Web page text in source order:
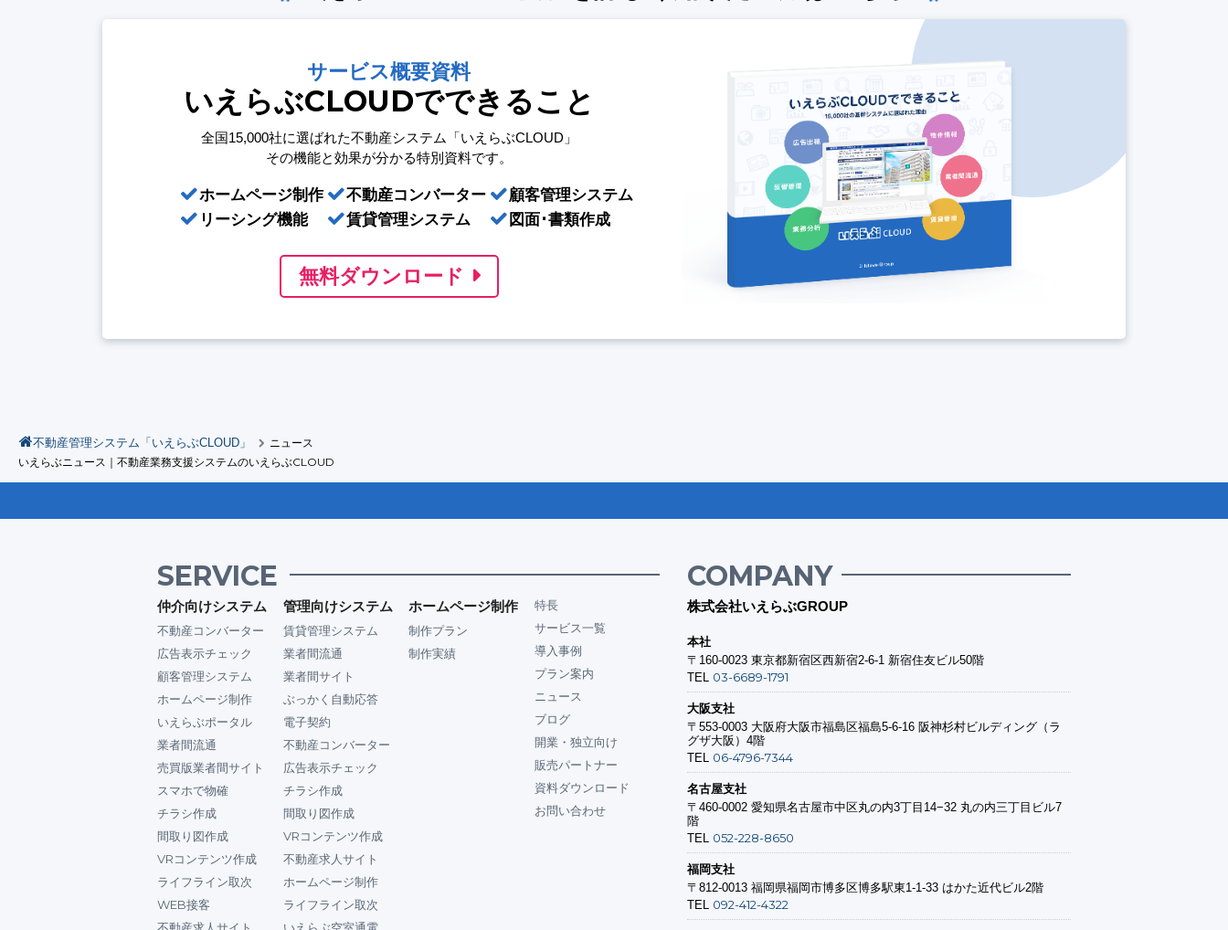
サービス概要資料
いえらぶCLOUDでできること
全国15,000社に選ばれた不動産システム「いえらぶCLOUD」
その機能と効果が分かる特別資料です。
ホームページ制作
リーシング機能
不動産コンバーター
賃貸管理システム
顧客管理システム
図面･書類作成
無料ダウンロード
不動産管理システム「いえらぶCLOUD」 ニュース
いえらぶニュース｜不動産業務支援システムのいえらぶCLOUD
SERVICE
仲介向けシステム
不動産コンバーター
広告表示チェック
顧客管理システム
ホームページ制作
いえらぶポータル
業者間流通
売買版業者間サイト
スマホで物確
チラシ作成
間取り図作成
VRコンテンツ作成
ライフライン取次
WEB接客
不動産求人サイト
管理向けシステム
賃貸管理システム
業者間流通
業者間サイト
ぶっかく自動応答
電子契約
不動産コンバーター
広告表示チェック
チラシ作成
間取り図作成
VRコンテンツ作成
不動産求人サイト
ホームページ制作
ライフライン取次
いえらぶ空室通電
ホームページ制作
制作プラン
制作実績
特長
サービス一覧
導入事例
プラン案内
ニュース
ブログ
開業・独立向け
販売パートナー
資料ダウンロード
お問い合わせ
COMPANY
株式会社いえらぶGROUP
本社
〒160-0023 東京都新宿区西新宿2-6-1 新宿住友ビル50階
TEL 03-6689-1791
大阪支社
〒553-0003 大阪府大阪市福島区福島5-6-16 阪神杉村ビルディング（ラ
グザ大阪）4階
TEL 06-4796-7344
名古屋支社
〒460-0002 愛知県名古屋市中区丸の内3丁目14−32 丸の内三丁目ビル7
階
TEL 052-228-8650
福岡支社
〒812-0013 福岡県福岡市博多区博多駅東1-1-33 はかた近代ビル2階
TEL 092-412-4322